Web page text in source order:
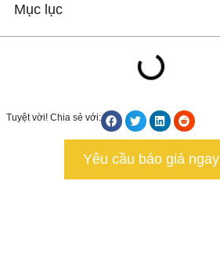
Mục lục
Tuyệt vời! Chia sẻ với:
Yêu cầu báo giá ngay